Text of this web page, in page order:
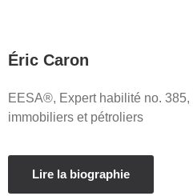
Éric Caron
EESA®, Expert habilité no. 385,
immobiliers et pétroliers
Lire la biographie